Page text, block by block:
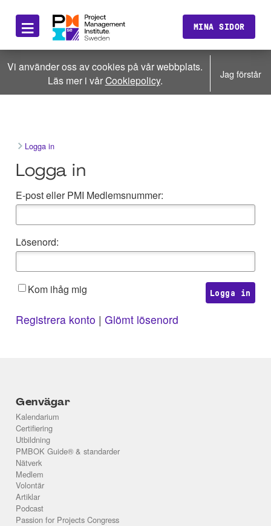
≡ MINA SIDOR
Vi använder oss av cookies på vår webbplats.
Läs mer i vårCookiepolicy. Jag förstår
Logga in
Logga in
E-post eller PMI Medlemsnummer:
Lösenord:
Kom ihåg mig
Registrera konto | Glömt lösenord
Genvägar
Kalendarium
Certifiering
Utbildning
PMBOK Guide® & standarder
Nätverk
Medlem
Volontär
Artiklar
Podcast
Passion for Projects Congress